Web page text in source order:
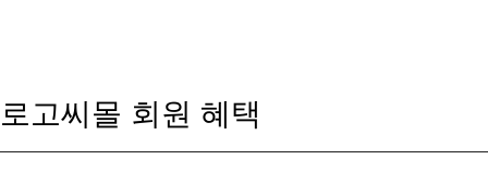
로고씨몰 회원 혜택